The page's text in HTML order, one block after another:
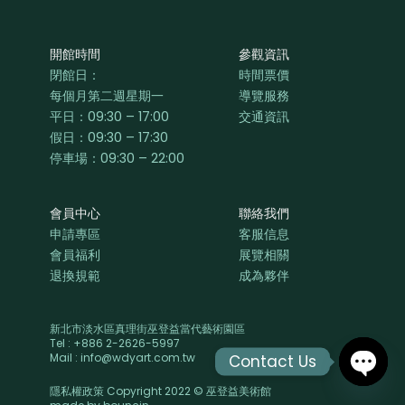
開館時間
閉館日：
每個月第二週星期一
平日： 09:30 – 17:00
假日：09:30 – 17:30
停車場：09:30 – 22:00
參觀資訊
時間票價
導覽服務
交通資訊
會員中心
申請專區
會員福利
退換規範
聯絡我們
客服信息
展覽相關
成為夥伴
新北市淡水區真理街巫登益當代藝術園區
Tel : +886 2-2626-5997
Mail : info@wdyart.com.tw
隱私權政策 Copyright 2022 © 巫登益美術館
Contact Us